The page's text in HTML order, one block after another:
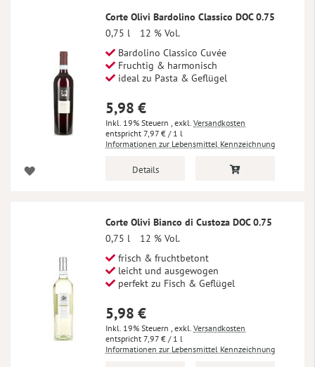
Corte Olivi Bardolino Classico DOC 0.75
0,75 l
12 % Vol.
Bardolino Classico Cuvée
Fruchtig & harmonisch
ideal zu Pasta & Geflügel
5,98 €
Inkl. 19% Steuern exkl. Versandkosten
7,97 € / 1 l
Informationen zur Lebensmittel Kennzeichnung
Details
Corte Olivi Bianco di Custoza DOC 0.75
0,75 l
12 % Vol.
frisch & fruchtbetont
leicht und ausgewogen
perfekt zu Fisch & Geflügel
5,98 €
Inkl. 19% Steuern exkl. Versandkosten
7,97 € / 1 l
Informationen zur Lebensmittel Kennzeichnung